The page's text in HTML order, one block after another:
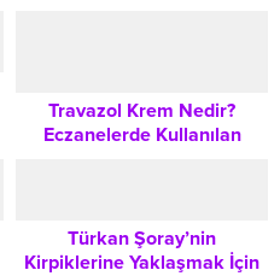
Travazol Krem Nedir?
Eczanelerde Kullanılan
Türkan Şoray’nin
Kirpiklerine Yaklaşmak İçin